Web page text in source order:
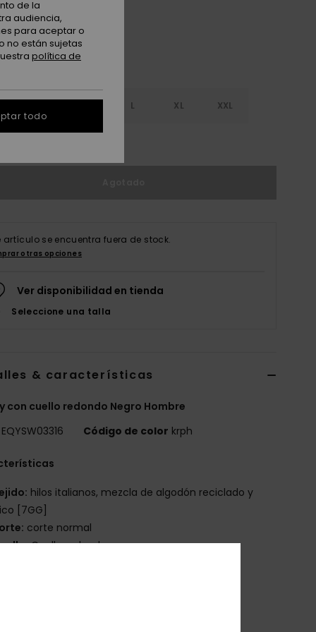
L XL XXL
artículo se encuentra fuera de stock.
otras opciones
Ver disponibilidad en tienda
Seleccione una talla
& características
con cuello redondo Negro Hombre
EQYSW03316 Código de color krph
hilos italianos, mezcla de algodón reciclado y
[7GG]
corte normal
Cuello redondo
de la
audiencia,
para aceptar o
no están sujetas
política de
todo